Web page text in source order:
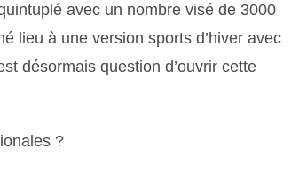
avec un nombre visé de 3000
lieu à une version sports d’hiver avec
désormais question d’ouvrir cette
?